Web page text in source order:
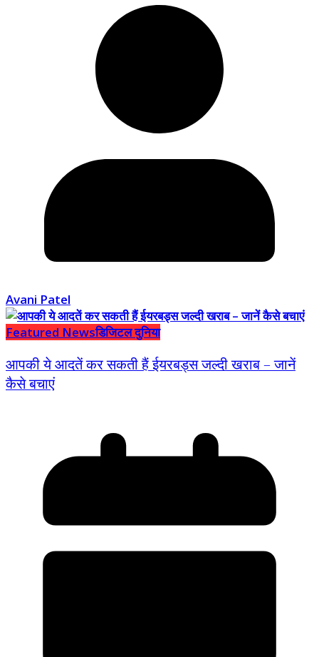
Avani Patel
Featured Newsडिजिटल दुनिया
आपकी ये आदतें कर सकती हैं ईयरबड्स जल्दी खराब – जानें
कैसे बचाएं